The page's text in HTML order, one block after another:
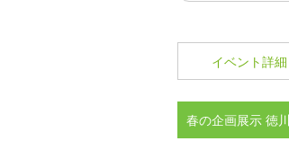
イベント詳細
春の企画展示 徳